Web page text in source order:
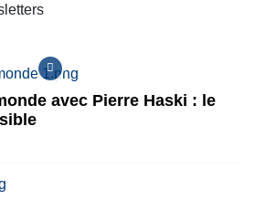
avec Pierre Haski : le